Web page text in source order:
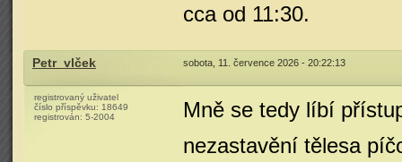
cca od 11:30.
Petr_vlček sobota, 11. července 2026 - 20:22:13
registrovaný uživatel
číslo příspěvku: 18649
registrován: 5-2004
Mně se tedy líbí
nezastavění tělesa